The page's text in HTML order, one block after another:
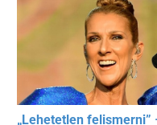
„Lehetetlen felismerni”